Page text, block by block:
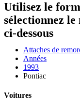
Utilisez le
sélectionnez
ci-dessous
Attaches de
Années
1993
Pontiac
Voitures